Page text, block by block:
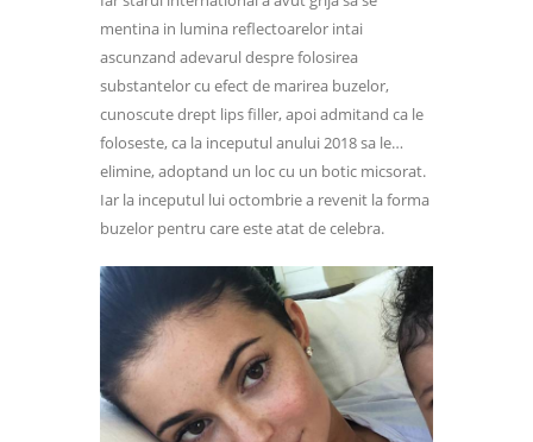
mentina in lumina reflectoarelor intai
ascunzand adevarul despre folosirea
substantelor cu efect de marirea buzelor,
cunoscute drept lips filler, apoi admitand ca le
foloseste, ca la inceputul anului 2018 sa le…
elimine, adoptand un loc cu un botic micsorat.
Iar la inceputul lui octombrie a revenit la forma
buzelor pentru care este atat de celebra.